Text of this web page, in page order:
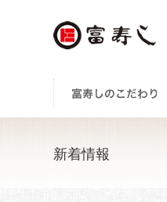
新着情報